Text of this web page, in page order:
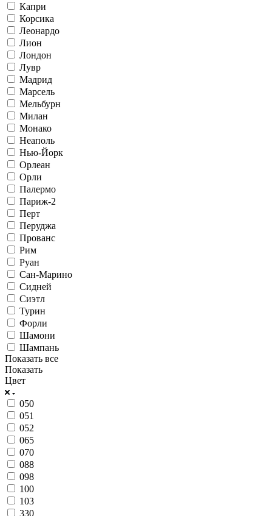
Капри
Корсика
Леонардо
Лион
Лондон
Лувр
Мадрид
Марсель
Мельбурн
Милан
Монако
Неаполь
Нью-Йорк
Орлеан
Орли
Палермо
Париж-2
Перт
Перуджа
Прованс
Рим
Руан
Сан-Марино
Сидней
Сиэтл
Турин
Форли
Шамони
Шампань
Показать все
Показать
Цвет
050
051
052
065
070
088
098
100
103
330